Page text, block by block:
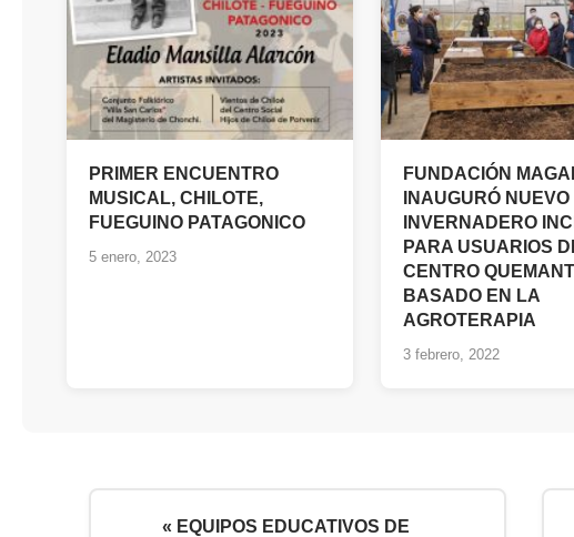
PRIMER ENCUENTRO
MUSICAL, CHILOTE,
FUEGUINO PATAGONICO
5 enero, 2023
FUNDACIÓN
INAUGURÓ NUEVO
INVERNADERO
PARA USUARIOS
CENTRO
BASADO EN LA
AGROTERAPIA
3 febrero, 2022
« EQUIPOS EDUCATIVOS DE